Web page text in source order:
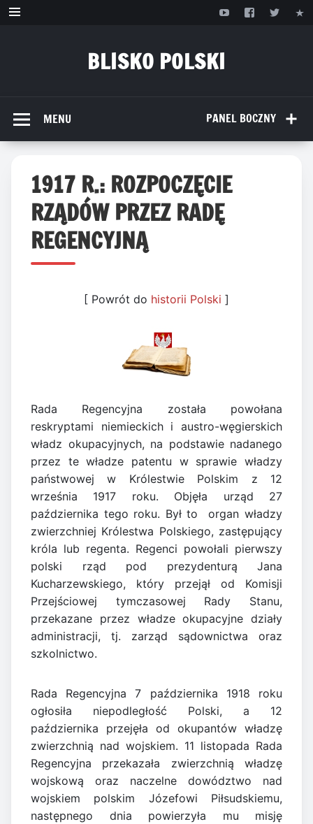
Przejdź
BLISKO POLSKI
PANEL BOCZNY
MENU
1917 R.: ROZPOCZĘCIE
RZĄDÓW PRZEZ RADĘ
REGENCYJNĄ
[ Powrót do historii Polski ]
Rada Regencyjna została powołana
reskryptami niemieckich i austro-węgierskich
władz okupacyjnych, na podstawie nadanego
przez te władze patentu w sprawie władzy
państwowej w Królestwie Polskim z 12
września 1917 roku. Objęła urząd 27
października tego roku. Był to organ władzy
zwierzchniej Królestwa Polskiego, zastępujący
króla lub regenta. Regenci powołali pierwszy
polski rząd pod prezydenturą Jana
Kucharzewskiego, który przejął od Komisji
Przejściowej tymczasowej Rady Stanu,
przekazane przez władze okupacyjne działy
administracji, tj. zarząd sądownictwa oraz
szkolnictwo.
Rada Regencyjna 7 października 1918 roku
ogłosiła niepodległość Polski, a 12
października przejęła od okupantów władzę
zwierzchnią nad wojskiem. 11 listopada Rada
Regencyjna przekazała zwierzchnią władzę
wojskową oraz naczelne dowództwo nad
wojskiem polskim Józefowi Piłsudskiemu,
następnego dnia powierzyła mu misję